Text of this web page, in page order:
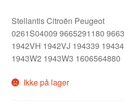
Stellantis Citroën Peugeot
0261S04009 9665291180
1942VH 1942VJ 194339
1943W2 1943W3 1606564880
Ikke på lager